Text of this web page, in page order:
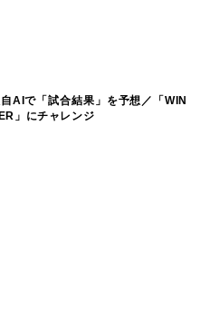
AIで「試合結果」を予想／「WIN
」にチャレンジ